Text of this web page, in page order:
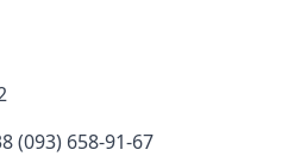
(093) 658-91-67